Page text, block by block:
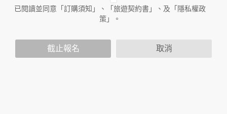
人員。例如您透過本公司旗下網站上的廣告廠商連結，這些置
放連結的廠商也可能蒐集您個人的資料。對於您主動提供的個
人資訊，這些廣告廠商或連結網站有其個別的隱私權保護政
您個人在本網站上的聊天室或討論區中任意公開個人資料的行
已閱讀並同意「訂購須知」、「旅遊契約書」、及「隱私權政
策」。
截止報名 取消